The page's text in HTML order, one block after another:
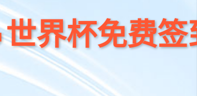
费签到领